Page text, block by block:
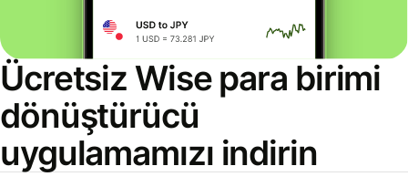
Ücretsiz Wise para birimi
dönüştürücü
uygulamamızı indirin